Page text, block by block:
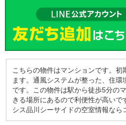
こちらの物件はマンションです。初
ます。通風システムが整った、住環
です。この物件は駅から徒歩5分の
きる場所にあるので利便性が高いで
シス品川シーサイドの空室情報なら